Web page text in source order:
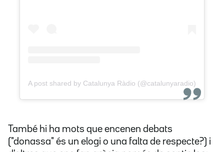
A post shared by Catalunya Ràdio (@catalunyaradio)
També hi ha mots que encenen debats
("donassa" és un elogi o una falta de respecte?) i